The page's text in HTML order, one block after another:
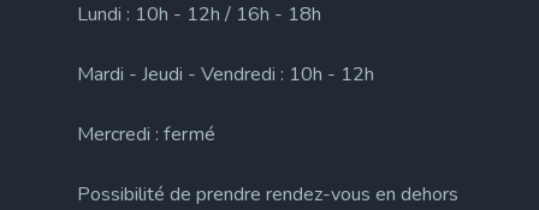
Lundi : 10h - 12h / 16h - 18h
Mardi - Jeudi - Vendredi : 10h - 12h
Mercredi : fermé
Possibilité de prendre rendez-vous en dehors